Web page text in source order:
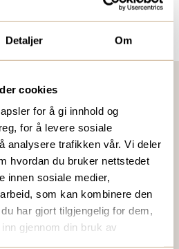
Detaljer Om
cookies
for å gi innhold og
for å levere sosiale
analysere trafikken vår. Vi deler
hvordan du bruker nettstedet
innen sosiale medier,
som kan kombinere den
har gjort tilgjengelig for dem,
gjennom din bruk av
PRODUKTER?
medarbeidere, eller send en e-